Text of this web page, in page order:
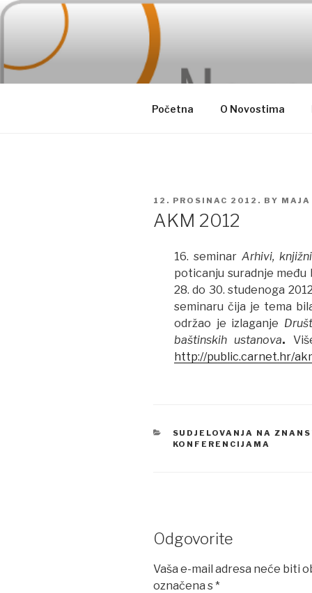
Skip
Početna O Novostima
POSTED
ON
12. PROSINAC 2012. BY
AKM 2012
16. seminarArhivi,
poticanju suradnje među
28. do 30. studenoga
seminaru čija je tema
održao je izlaganje
baštinskih ustanova.
http://public.carnet.hr/
CATEGORIES
SUDJELOVANJA NA
KONFERENCIJAMA
Odgovorite
Vaša e-mail adresa neće biti
označena s*